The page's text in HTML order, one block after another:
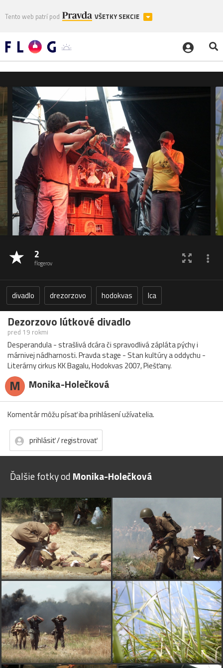
Tento web patrí pod VŠETKY SEKCIE
2
flogerov
divadlo drezorzovo hodokvas lca
Dezorzovo lútkové divadlo
pred 19 rokmi
Desperandula - strašlivá dcára či spravodlivá zápláta pýchy i
márnivej nádharnosti. Pravda stage - Stan kultúry a oddychu -
Literárny cirkus KK Bagalu, Hodokvas 2007, Piešťany.
M Monika-Holečková
Komentár môžu písať iba prihlásení užívatelia.
prihlásiť / registrovať
Ďalšie fotky od Monika-Holečková